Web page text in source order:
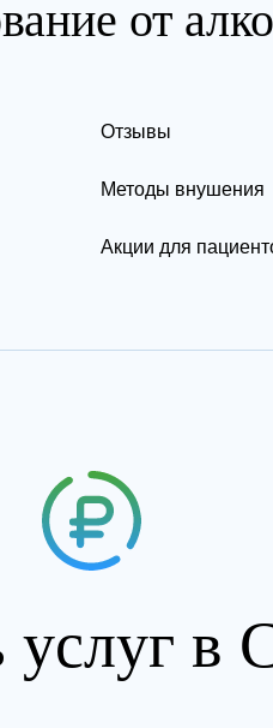
от
Отзывы
Методы внушения
Акции для
в